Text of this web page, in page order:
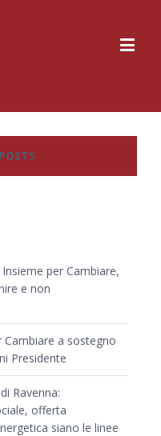
per Cambiare,
e non
Cambiare a sostegno
Presidente
Ravenna:
offerta
siano le linee